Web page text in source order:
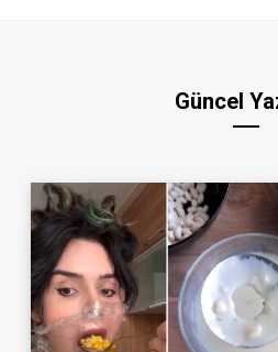
Güncel